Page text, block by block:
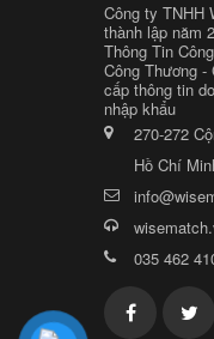
Công ty TNHH
thành lập năm
Thông Tin
Công Thương -
cấp thông tin
nhập khẩu
270-272
Hồ Chí
035 462